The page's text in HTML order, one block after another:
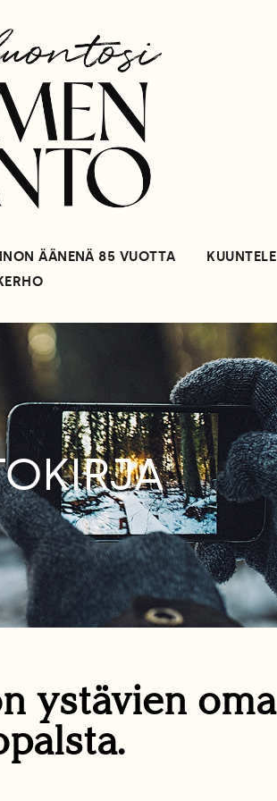
ÄÄNENÄ 85 VUOTTA KUUNTELE
ystävien oma